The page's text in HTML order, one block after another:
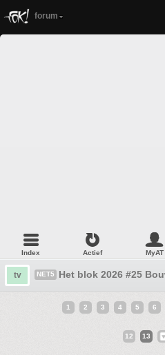
forum
Index Actief MyAT
tv NET5 Het blok 2026 #25
1 2 3 4 5 6
12 13